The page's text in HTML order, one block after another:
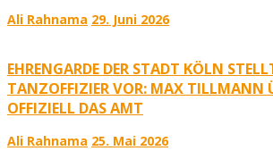
Ali Rahnama 29. Juni 2026
EHRENGARDE DER STADT KÖLN
TANZOFFIZIER VOR: MAX TILLMANN
OFFIZIELL DAS AMT
Ali Rahnama 25. Mai 2026